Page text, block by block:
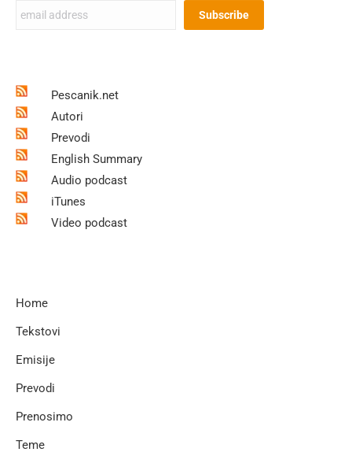
Pescanik.net
Autori
Prevodi
English Summary
Audio podcast
iTunes
Video podcast
Home
Tekstovi
Emisije
Prevodi
Prenosimo
Teme